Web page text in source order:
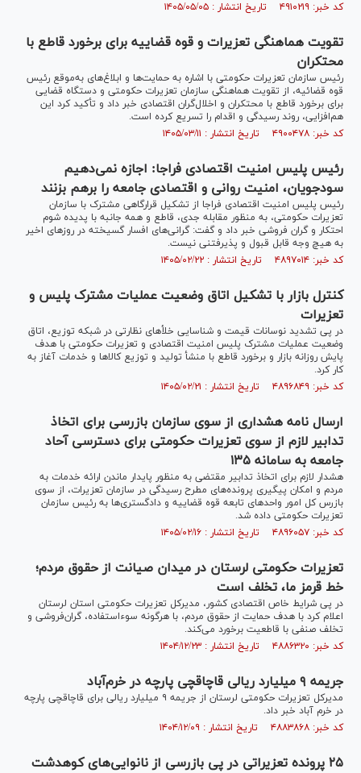
کد خبر: ۴۹۱۰۲۱۹ تاریخ انتشار : ۱۴۰۵/۰۵/۰۵
تقویت هماهنگی تعزیرات و قوه قضاییه برای برخورد قاطع با
محتکران
رئیس سازمان تعزیرات حکومتی با اشاره به حمایت‌ها و ابلاغ‌های به‌موقع رئیس
قوه قضائیه، از تقویت هماهنگی سازمان تعزیرات حکومتی و دستگاه قضایی
برای برخورد قاطع با محتکران و اخلال‌گران اقتصادی خبر داد و تأکید کرد این
هم‌افزایی، روند رسیدگی و اقدام را تسریع کرده است.
کد خبر: ۴۹۰۰۴۷۸ تاریخ انتشار : ۱۴۰۵/۰۳/۱۱
رئیس پلیس امنیت اقتصادی فراجا: اجازه نمی‌دهیم
سودجویان، امنیت روانی و اقتصادی جامعه را برهم بزنند
رئیس پلیس امنیت اقتصادی فراجا از تشکیل قرارگاهی مشترک با سازمان
تعزیرات حکومتی، به منظور مقابله جدی، قاطع و همه جانبه با پدیده شوم
احتکار و گران فروشی خبر داد و گفت: گرانی‌های افسار گسیخته در روز‌های اخیر
به هیچ وجه قابل قبول و پذیرفتنی نیست.
کد خبر: ۴۸۹۷۰۱۴ تاریخ انتشار : ۱۴۰۵/۰۲/۲۲
کنترل بازار با تشکیل اتاق وضعیت عملیات مشترک پلیس و
تعزیرات
در پی تشدید نوسانات قیمت و شناسایی خلأ‌های نظارتی در شبکه توزیع، اتاق
وضعیت عملیات مشترک پلیس امنیت اقتصادی و تعزیرات حکومتی با هدف
پایش روزانه بازار و برخورد قاطع با منشأ تولید و توزیع کالا‌ها و خدمات آغاز به
کار کرد.
کد خبر: ۴۸۹۶۸۴۹ تاریخ انتشار : ۱۴۰۵/۰۲/۲۱
ارسال نامه هشداری از سوی سازمان بازرسی برای اتخاذ
تدابیر لازم از سوی تعزیرات حکومتی برای دسترسی آحاد
جامعه به سامانه ۱۳۵
هشدار لازم برای اتخاذ تدابیر مقتضی به منظور پایدار ماندن ارائه خدمات به
مردم و امکان پیگیری پرونده‌های مطرح رسیدگی در سازمان تعزیرات، از سوی
بازرس کل امور واحد‌های تابعه قوه قضاییه و دادگستری‌ها به رئیس سازمان
تعزیرات حکومتی داده شد.
کد خبر: ۴۸۹۶۰۵۷ تاریخ انتشار : ۱۴۰۵/۰۲/۱۶
تعزیرات حکومتی لرستان در میدان صیانت از حقوق مردم؛
خط قرمز ما، تخلف است
در پی شرایط خاص اقتصادی کشور، مدیرکل تعزیرات حکومتی استان لرستان
اعلام کرد با هدف حمایت از حقوق مردم، با هرگونه سوء‌استفاده، گران‌فروشی و
تخلف صنفی با قاطعیت برخورد می‌کند.
کد خبر: ۴۸۸۶۳۲۰ تاریخ انتشار : ۱۴۰۴/۱۲/۲۳
جریمه ۹ میلیارد ریالی قاچاقچی پارچه در خرم‌آباد
مدیرکل تعزیرات حکومتی لرستان از جریمه ۹ میلیارد ریالی برای قاچاقچی پارچه
در خرم آباد خبر داد.
کد خبر: ۴۸۸۳۸۶۸ تاریخ انتشار : ۱۴۰۴/۱۲/۰۹
۲۵ پرونده تعزیراتی در پی بازرسی از نانوایی‌های کوهدشت